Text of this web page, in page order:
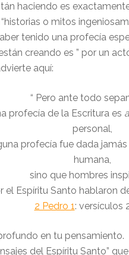
haciendo es
o mitos
tenido una profecía
creando es ” por un
aquí:
“ Pero ante todo
profecía de la Escritura es
personal,
profecía fue dada
humana,
sino que hombres
el Espíritu Santo hablaron
2 Pedro 1: versículos
en tu
del Espíritu Santo”